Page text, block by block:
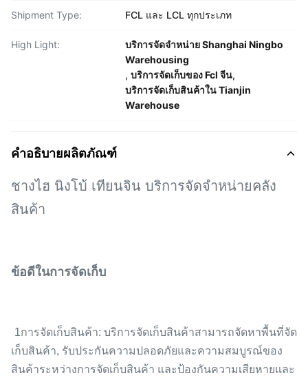
Shipment Type: FCL และ LCL ทุกประเภท
High Light:
บริการจัดจําหน่าย Shanghai Ningbo
Warehousing
, บริการจัดเก็บของ Fcl จีน,
บริการจัดเก็บสินค้าใน Tianjin
Warehouse
คำอธิบายผลิตภัณฑ์
ชางไฮ นิงโบ้ เทียนจิน บริการจัดจําหน่ายคลัง
สินค้า
ข้อดีในการจัดเก็บ
1การจัดเก็บสินค้า: บริการจัดเก็บสินค้าสามารถจัดหาพื้นที่จัด
เก็บสินค้า, รับประกันความปลอดภัยและความสมบูรณ์ของ
สินค้าระหว่างการจัดเก็บสินค้า และป้องกันความเสียหายและ